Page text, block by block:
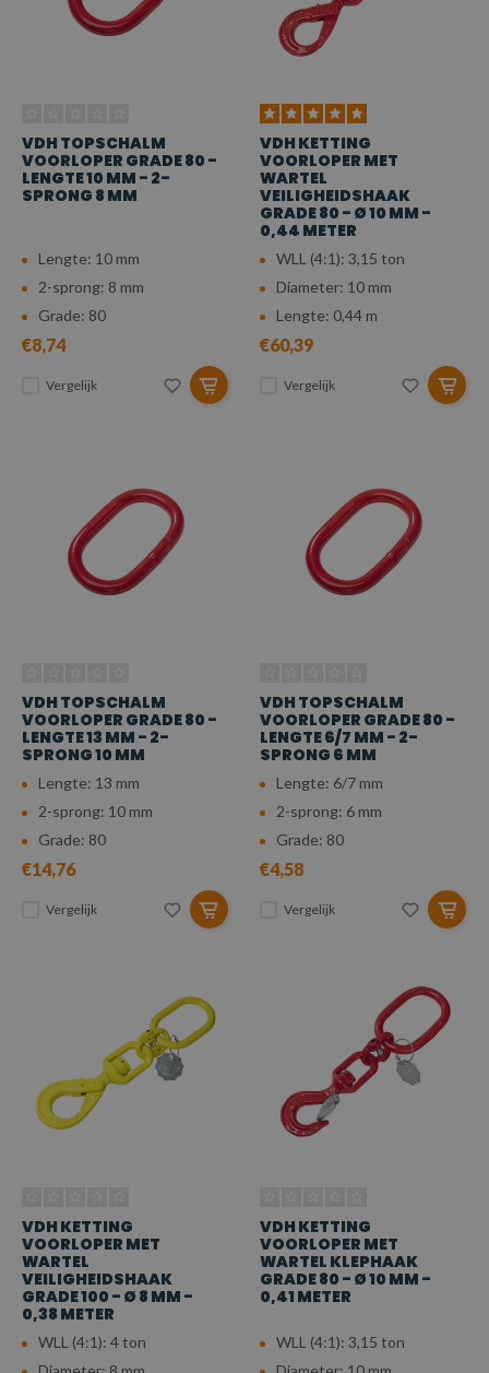
VDH TOPSCHALM
VOORLOPER GRADE 80 -
LENGTE 10 MM - 2-
SPRONG 8 MM
Lengte: 10 mm
2-sprong: 8 mm
Grade: 80
€8,74
Vergelijk
VDH KETTING
VOORLOPER MET
WARTEL
VEILIGHEIDSHAAK
GRADE 80 - Ø 10 MM -
0,44 METER
WLL (4:1): 3,15 ton
Diameter: 10 mm
Lengte: 0,44 m
€60,39
Vergelijk
VDH TOPSCHALM
VOORLOPER GRADE 80 -
LENGTE 13 MM - 2-
SPRONG 10 MM
Lengte: 13 mm
2-sprong: 10 mm
Grade: 80
€14,76
Vergelijk
VDH TOPSCHALM
VOORLOPER GRADE 80 -
LENGTE 6/7 MM - 2-
SPRONG 6 MM
Lengte: 6/7 mm
2-sprong: 6 mm
Grade: 80
€4,58
Vergelijk
VDH KETTING
VOORLOPER MET
WARTEL
VEILIGHEIDSHAAK
GRADE 100 - Ø 8 MM -
0,38 METER
WLL (4:1): 4 ton
VDH KETTING
VOORLOPER MET
WARTEL KLEPHAAK
GRADE 80 - Ø 10 MM -
0,41 METER
WLL (4:1): 3,15 ton